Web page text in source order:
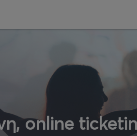
online